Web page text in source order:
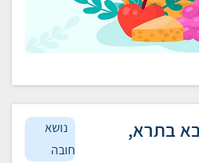
בתרא,
נושא
חובה